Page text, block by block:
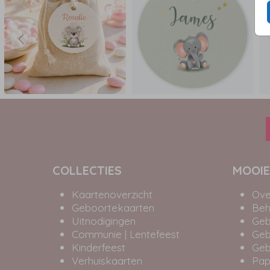
COLLECTIES
Kaartenoverzicht
Geboortekaarten
Uitnodigingen
Communie | Lentefeest
Kinderfeest
Verhuiskaarten